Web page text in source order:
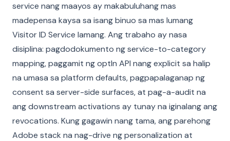
service nang maayos ay makabuluhang mas
madepensa kaysa sa isang binuo sa mas lumang
Visitor ID Service lamang. Ang trabaho ay nasa
disiplina: pagdodokumento ng service-to-category
mapping, paggamit ng optIn API nang explicit sa halip
na umasa sa platform defaults, pagpapalaganap ng
consent sa server-side surfaces, at pag-a-audit na
ang downstream activations ay tunay na iginalang ang
revocations. Kung gagawin nang tama, ang parehong
Adobe stack na nag-drive ng personalization at